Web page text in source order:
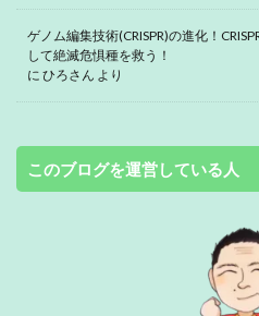
ゲノム編集技術(CRISPR)の進化！
して絶滅危惧種を救う！
に ひろさん より
このブログを運営している人